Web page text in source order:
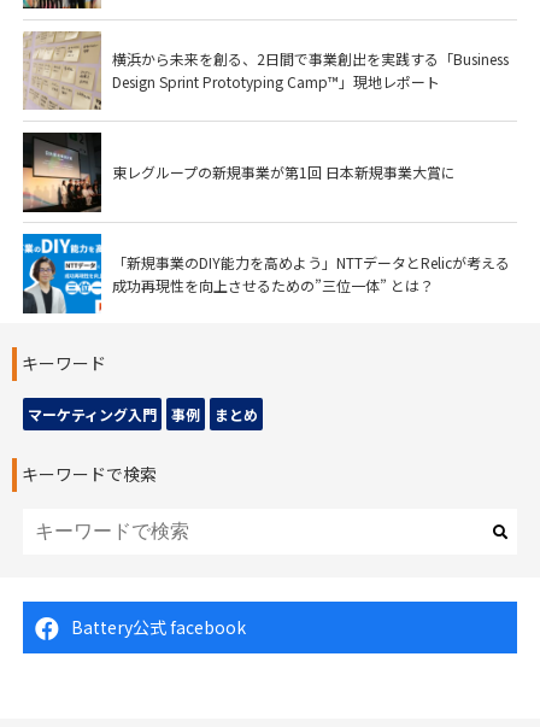
横浜から未来を創る、2日間で事業創出を実践する「Business
Design Sprint Prototyping Camp™」現地レポート
東レグループの新規事業が第1回 日本新規事業大賞に
「新規事業のDIY能力を高めよう」NTTデータとRelicが考える
成功再現性を向上させるための”三位一体” とは？
キーワード
マーケティング入門 事例 まとめ
キーワードで検索
Battery公式 facebook